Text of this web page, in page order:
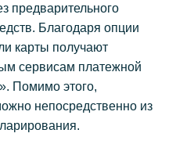
предварительного
Благодаря опции
карты получают
сервисам платежной
Помимо этого,
непосредственно из